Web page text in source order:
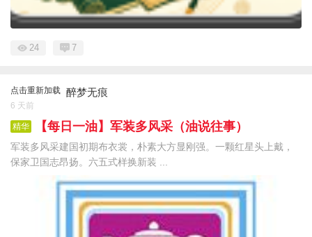
24 7
点击重新加载 醉梦无痕
6 天前
精华 【每日一油】军装多风采（油说往事）
军装多风采建国初期布衣裳，朴素大方显刚强。一颗红星头上戴，
保家卫国志昂扬。六五式样换新装 ...